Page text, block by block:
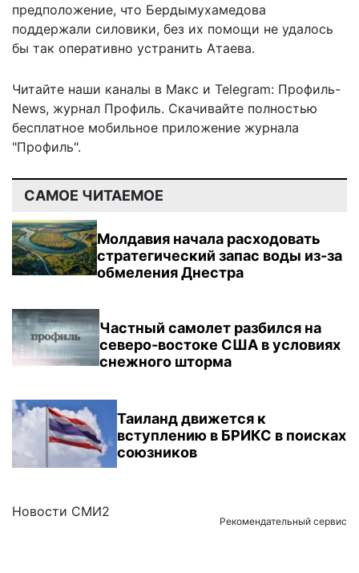
предположение, что Бердымухамедова
поддержали силовики, без их помощи не удалось
бы так оперативно устранить Атаева.
Читайте наши каналы в Макс и Telegram: Профиль-
News, журнал Профиль. Скачивайте полностью
бесплатное мобильное приложение журнала
"Профиль".
САМОЕ ЧИТАЕМОЕ
Молдавия начала расходовать
стратегический запас воды из-за
обмеления Днестра
Частный самолет разбился на
северо-востоке США в условиях
снежного шторма
Таиланд движется к
вступлению в БРИКС в поисках
союзников
Новости СМИ2
Рекомендательный сервис